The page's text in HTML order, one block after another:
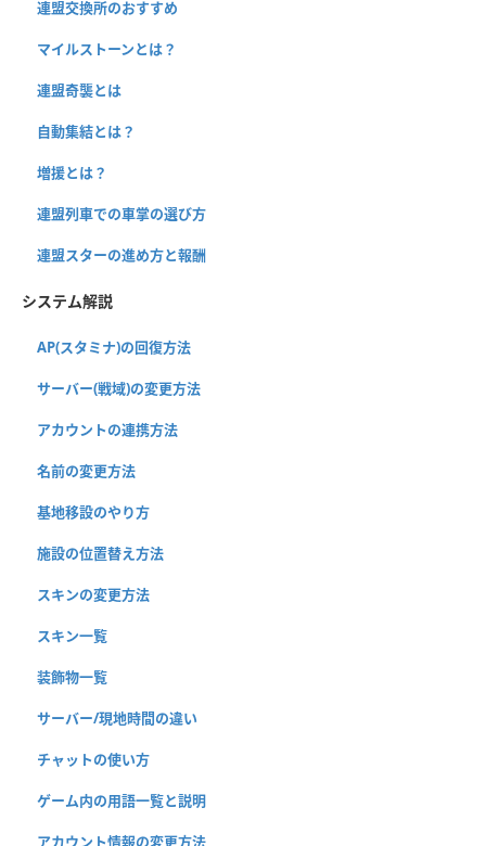
連盟交換所のおすすめ
マイルストーンとは？
連盟奇襲とは
自動集結とは？
増援とは？
連盟列車での車掌の選び方
連盟スターの進め方と報酬
システム解説
AP(スタミナ)の回復方法
サーバー(戦域)の変更方法
アカウントの連携方法
名前の変更方法
基地移設のやり方
施設の位置替え方法
スキンの変更方法
スキン一覧
装飾物一覧
サーバー/現地時間の違い
チャットの使い方
ゲーム内の用語一覧と説明
アカウント情報の変更方法